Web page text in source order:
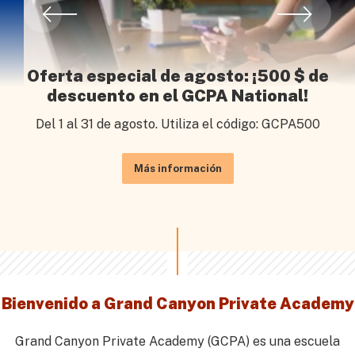
Oferta especial de agosto: ¡500 $ de
descuento en el GCPA National!
Del 1 al 31 de agosto. Utiliza el código: GCPA500
Más información
Bienvenido a Grand Canyon Private Academy
Grand Canyon Private Academy (GCPA) es una escuela